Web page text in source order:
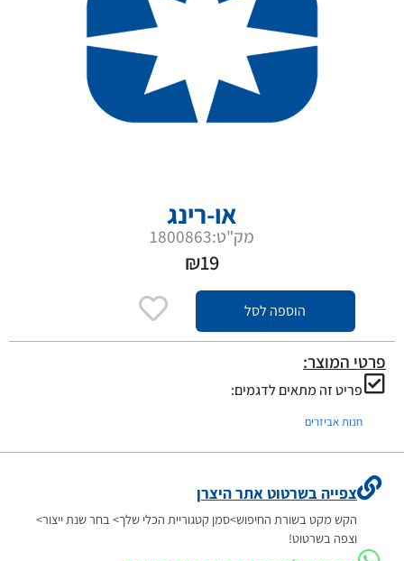
או-רינג
מק"ט:1800863
₪19
הוספה לסל
פרטי המוצר:
פריט זה מתאים לדגמים:
חנות אביזרים
צפייה בשרטוט אתר היצרן
הקש מקט בשורת החיפוש>סמן קטגוריית הכלי שלך> בחר שנת ייצור>
וצפה בשרטוט!